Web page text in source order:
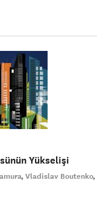
Yükselişi
Vladislav Boutenko